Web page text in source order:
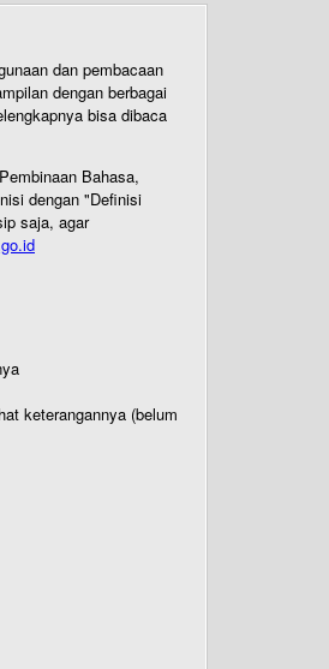
dan pembacaan
dengan berbagai
bisa dibaca
Bahasa,
dengan "Definisi
saja, agar
keterangannya (belum